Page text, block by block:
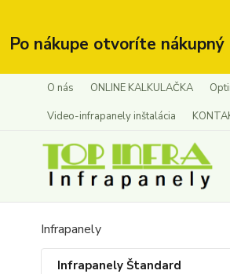
Po nákupe otvoríte
O nás ONLINE KALKULAČKA
Video-infrapanely inštalácia
Infrapanely
Infrapanely Štandard